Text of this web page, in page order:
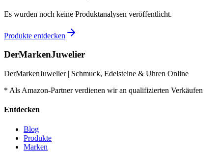
Es wurden noch keine Produktanalysen veröffentlicht.
Produkte entdecken
DerMarkenJuwelier
DerMarkenJuwelier | Schmuck, Edelsteine & Uhren Online
* Als Amazon-Partner verdienen wir an qualifizierten Verkäufen
Entdecken
Blog
Produkte
Marken